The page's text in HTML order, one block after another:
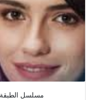
مسلسل الطبقة